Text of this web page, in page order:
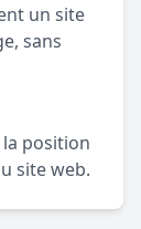
un site
sans
position
site web.